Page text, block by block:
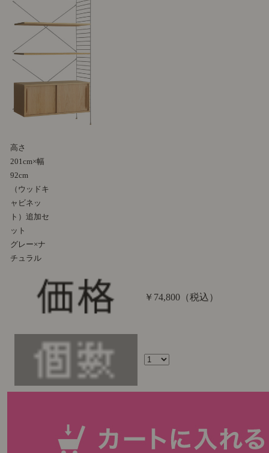
高さ
201cm×幅
92cm
（ウッドキ
ャビネッ
ト）追加セ
ット
グレー×ナ
チュラル
￥74,800 （税込）